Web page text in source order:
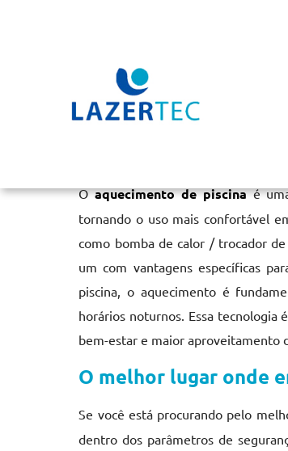
Aquecimento de
Oaquecimento de piscinaé
tornando o uso mais confortável
como bomba de calor / trocador
um com vantagens específicas
piscina, o aquecimento é
horários noturnos. Essa tecnologia
bem-estar e maior aproveitamento
O melhor lugar onde
Se você está procurando pelo
dentro dos parâmetros de